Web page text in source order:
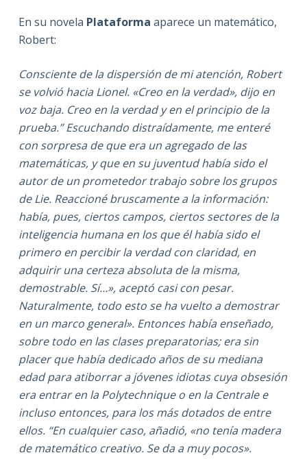
En su novela Plataforma aparece un matemático,
Robert:
Consciente de la dispersión de mi atención, Robert
se volvió hacia Lionel. «Creo en la verdad», dijo en
voz baja. Creo en la verdad y en el principio de la
prueba.” Escuchando distraídamente, me enteré
con sorpresa de que era un agregado de las
matemáticas, y que en su juventud había sido el
autor de un prometedor trabajo sobre los grupos
de Lie. Reaccioné bruscamente a la información:
había, pues, ciertos campos, ciertos sectores de la
inteligencia humana en los que él había sido el
primero en percibir la verdad con claridad, en
adquirir una certeza absoluta de la misma,
demostrable. Sí…», aceptó casi con pesar.
Naturalmente, todo esto se ha vuelto a demostrar
en un marco general». Entonces había enseñado,
sobre todo en las clases preparatorias; era sin
placer que había dedicado años de su mediana
edad para atiborrar a jóvenes idiotas cuya obsesión
era entrar en la Polytechnique o en la Centralee
incluso entonces, para los más dotados de entre
ellos. “En cualquier caso, añadió, «no tenía madera
de matemático creativo. Se da a muy pocos».